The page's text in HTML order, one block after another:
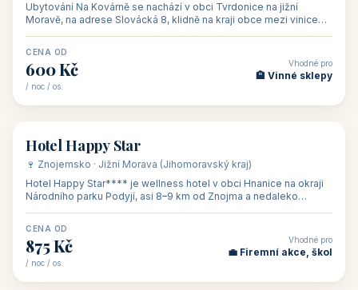
Ubytování Na Kovárně se nachází v obci Tvrdonice na jižní
Moravě, na adrese Slovácká 8, klidně na kraji obce mezi vinicemi,
CENA OD
600 Kč
/ noc / os.
Vhodné pro
🏨 Vinné sklepy
🏨 hotel
Hotel Happy Star
🍷 Znojemsko · Jižní Morava (Jihomoravský kraj)
Hotel Happy Star**** je wellness hotel v obci Hnanice na okraji
Národního parku Podyjí, asi 8–9 km od Znojma a nedaleko
CENA OD
875 Kč
/ noc / os.
Vhodné pro
💼 Firemní akce, škol